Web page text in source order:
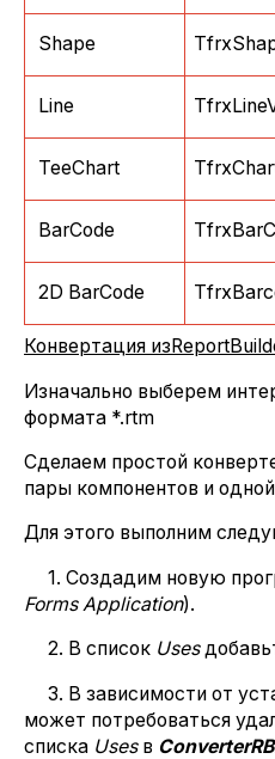
Shape
Line
TeeChart
BarCode
2D BarCode
Конвертация из
Изначально выберем
формата *.rtm
Cделаем простой
пары компонентов и
Для этого выполним
1. Создадим новую
Forms Application).
2. В список Uses
3. В зависимости от
может потребоваться
списка Usesв